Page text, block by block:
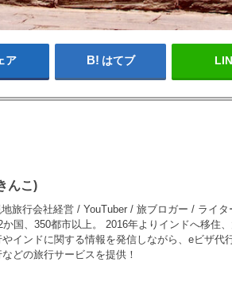
ア はてブ
んこ)
旅行会社経営 / YouTuber / 旅ブロガー / ライ
か国、350都市以上。 2016年よりインドへ移住
インドに関する情報を発信しながら、eビザ代
どの旅行サービスを提供！